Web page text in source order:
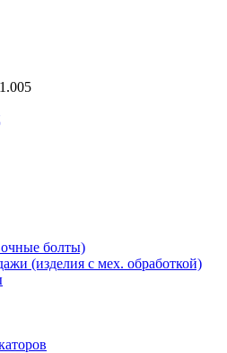
болты)
(изделия с мех. обработкой)